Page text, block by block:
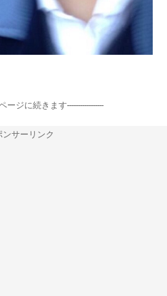
ージに続きます-----------------
サーリンク